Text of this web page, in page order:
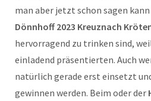
man aber jetzt schon sagen
Dönnhoff 2023 Kreuznach
hervorragend zu trinken sind,
einladend präsentierten. Auch
natürlich gerade erst einsetzt
gewinnen werden. Beim oder der